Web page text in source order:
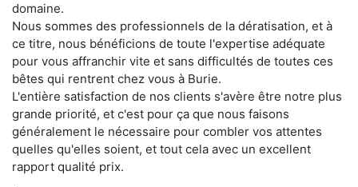
domaine.
Nous sommes des professionnels de la dératisation, et à
ce titre, nous bénéficions de toute l'expertise adéquate
pour vous affranchir vite et sans difficultés de toutes ces
bêtes qui rentrent chez vous à Burie.
L'entière satisfaction de nos clients s'avère être notre plus
grande priorité, et c'est pour ça que nous faisons
généralement le nécessaire pour combler vos attentes
quelles qu'elles soient, et tout cela avec un excellent
rapport qualité prix.